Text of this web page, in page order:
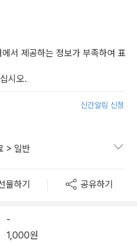
서 제공하는 정보가 부족하여 표
시오.
신간알림 신청
> 일반
물하기 공유하기
-
1,000원